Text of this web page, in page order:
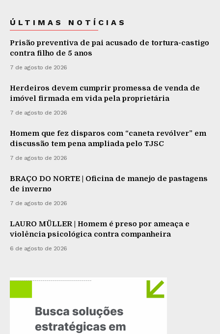
ÚLTIMAS NOTÍCIAS
Prisão preventiva de pai acusado de tortura-castigo
contra filho de 5 anos
7 de agosto de 2026
Herdeiros devem cumprir promessa de venda de
imóvel firmada em vida pela proprietária
7 de agosto de 2026
Homem que fez disparos com “caneta revólver” em
discussão tem pena ampliada pelo TJSC
7 de agosto de 2026
BRAÇO DO NORTE | Oficina de manejo de pastagens
de inverno
7 de agosto de 2026
LAURO MÜLLER | Homem é preso por ameaça e
violência psicológica contra companheira
6 de agosto de 2026